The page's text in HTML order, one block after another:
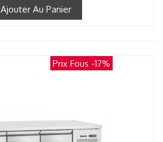
Ajouter Au Panier
Prix Fous -17%